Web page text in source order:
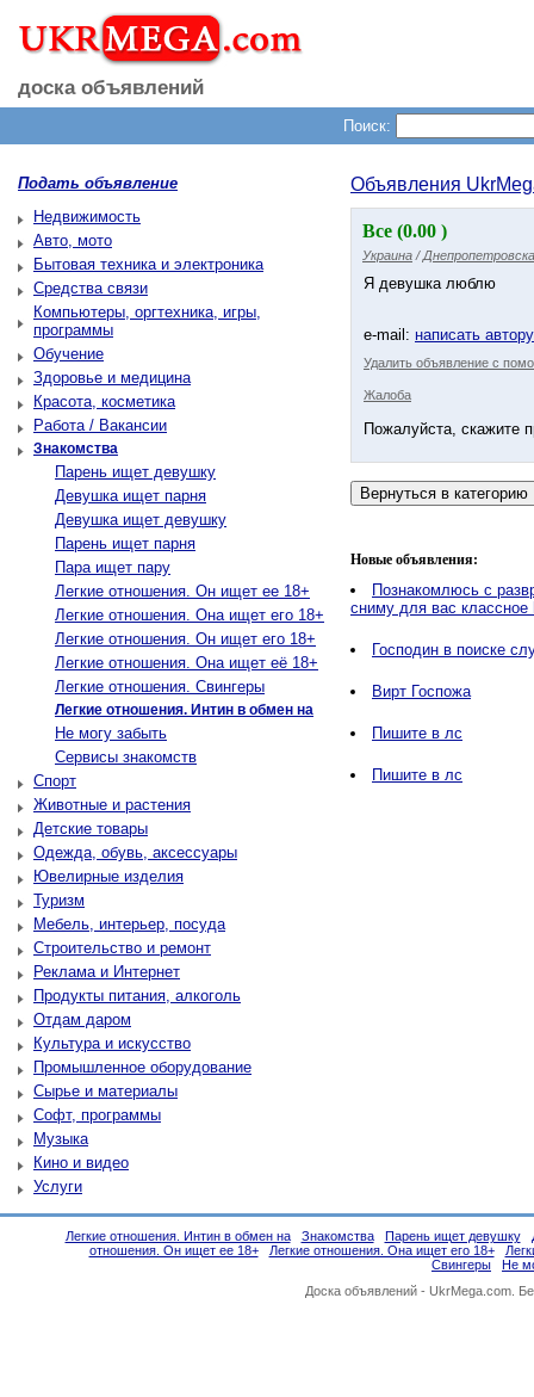
доска объявлений
Поиск:
Подать объявление
Недвижимость
Авто, мото
Бытовая техника и электроника
Средства связи
Компьютеры, оргтехника, игры,
программы
Обучение
Здоровье и медицина
Красота, косметика
Работа / Вакансии
Знакомства
Парень ищет девушку
Девушка ищет парня
Девушка ищет девушку
Парень ищет парня
Пара ищет пару
Легкие отношения. Он ищет ее 18+
Легкие отношения. Она ищет его 18+
Легкие отношения. Он ищет его 18+
Легкие отношения. Она ищет её 18+
Легкие отношения. Свингеры
Легкие отношения. Интин в обмен на
Не могу забыть
Сервисы знакомств
Спорт
Животные и растения
Детские товары
Одежда, обувь, аксессуары
Ювелирные изделия
Туризм
Мебель, интерьер, посуда
Строительство и ремонт
Реклама и Интернет
Продукты питания, алкоголь
Отдам даром
Культура и искусство
Промышленное оборудование
Сырье и материалы
Софт, программы
Музыка
Кино и видео
Услуги
Объявления
Все (0.00 )
Украина /
Я девушка люблю
e-mail: написать
Удалить объявление с
Жалоба
Пожалуйста, скажите
Новые объявления:
Познакомлюсь с
сниму для вас классное
Господин в поиске
Вирт Госпожа
Пишите в лс
Пишите в лс
Легкие отношения. Интин в обмен на Знакомства Парень ищет девушку
отношения. Он ищет ее 18+
Легкие отношения. Она ищет его 18+
Свингеры
Не
Доска объявлений - UkrMega.com.